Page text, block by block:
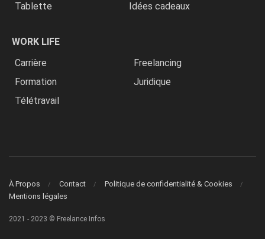
Tablette
Idées cadeaux
WORK LIFE
Carrière
Freelancing
Formation
Juridique
Télétravail
À Propos Contact
Politique de confidentialité & Cookies
Mentions légales
2021 - 2023 © Freelance Infos